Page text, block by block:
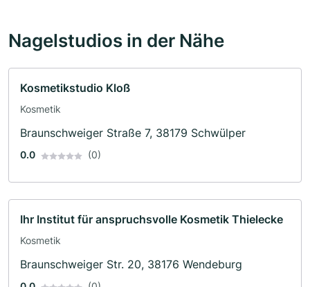
Nagelstudios in der Nähe
Kosmetikstudio Kloß
Kosmetik
Braunschweiger Straße 7, 38179 Schwülper
0.0 (0)
Ihr Institut für anspruchsvolle Kosmetik Thielecke
Kosmetik
Braunschweiger Str. 20, 38176 Wendeburg